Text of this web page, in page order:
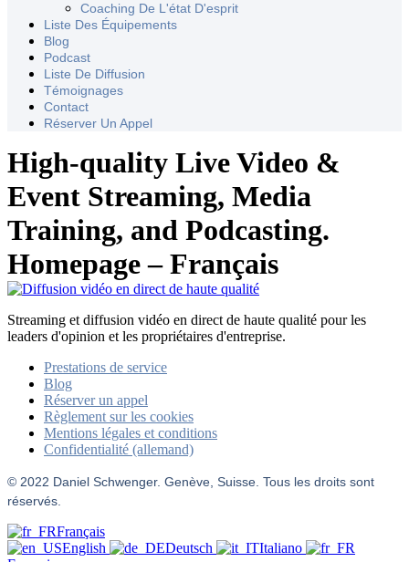
Coaching De L'état D'esprit
Liste Des Équipements
Blog
Podcast
Liste De Diffusion
Témoignages
Contact
Réserver Un Appel
High-quality Live Video &
Event Streaming, Media
Training, and Podcasting.
Homepage – Français
Streaming et diffusion vidéo en direct de haute qualité pour les
leaders d'opinion et les propriétaires d'entreprise.
Prestations de service
Blog
Réserver un appel
Règlement sur les cookies
Mentions légales et conditions
Confidentialité (allemand)
© 2022 Daniel Schwenger. Genève, Suisse. Tous les droits sont
réservés.
Français
English
Deutsch
Italiano